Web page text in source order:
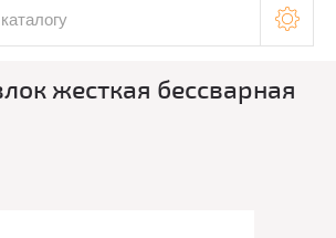
жесткая бессварная